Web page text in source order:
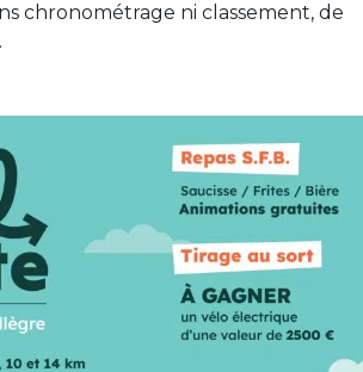
chronométrage ni classement, de